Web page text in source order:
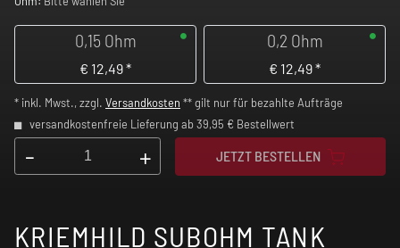
0,15 Ohm
€ 12,49*
0,2 Ohm
€ 12,49*
* inkl. Mwst., zzgl. Versandkosten ** gilt nur für bezahlte Aufträge
versandkostenfreie Lieferung ab 39,95 € Bestellwert
- + JETZT BESTELLEN
KRIEMHILD SUBOHM TANK